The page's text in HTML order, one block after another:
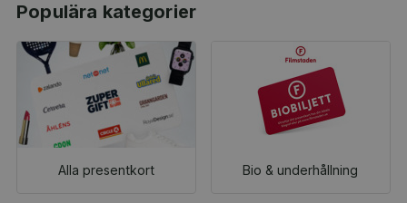
Populära kategorier
Alla presentkort Bio & underhållning